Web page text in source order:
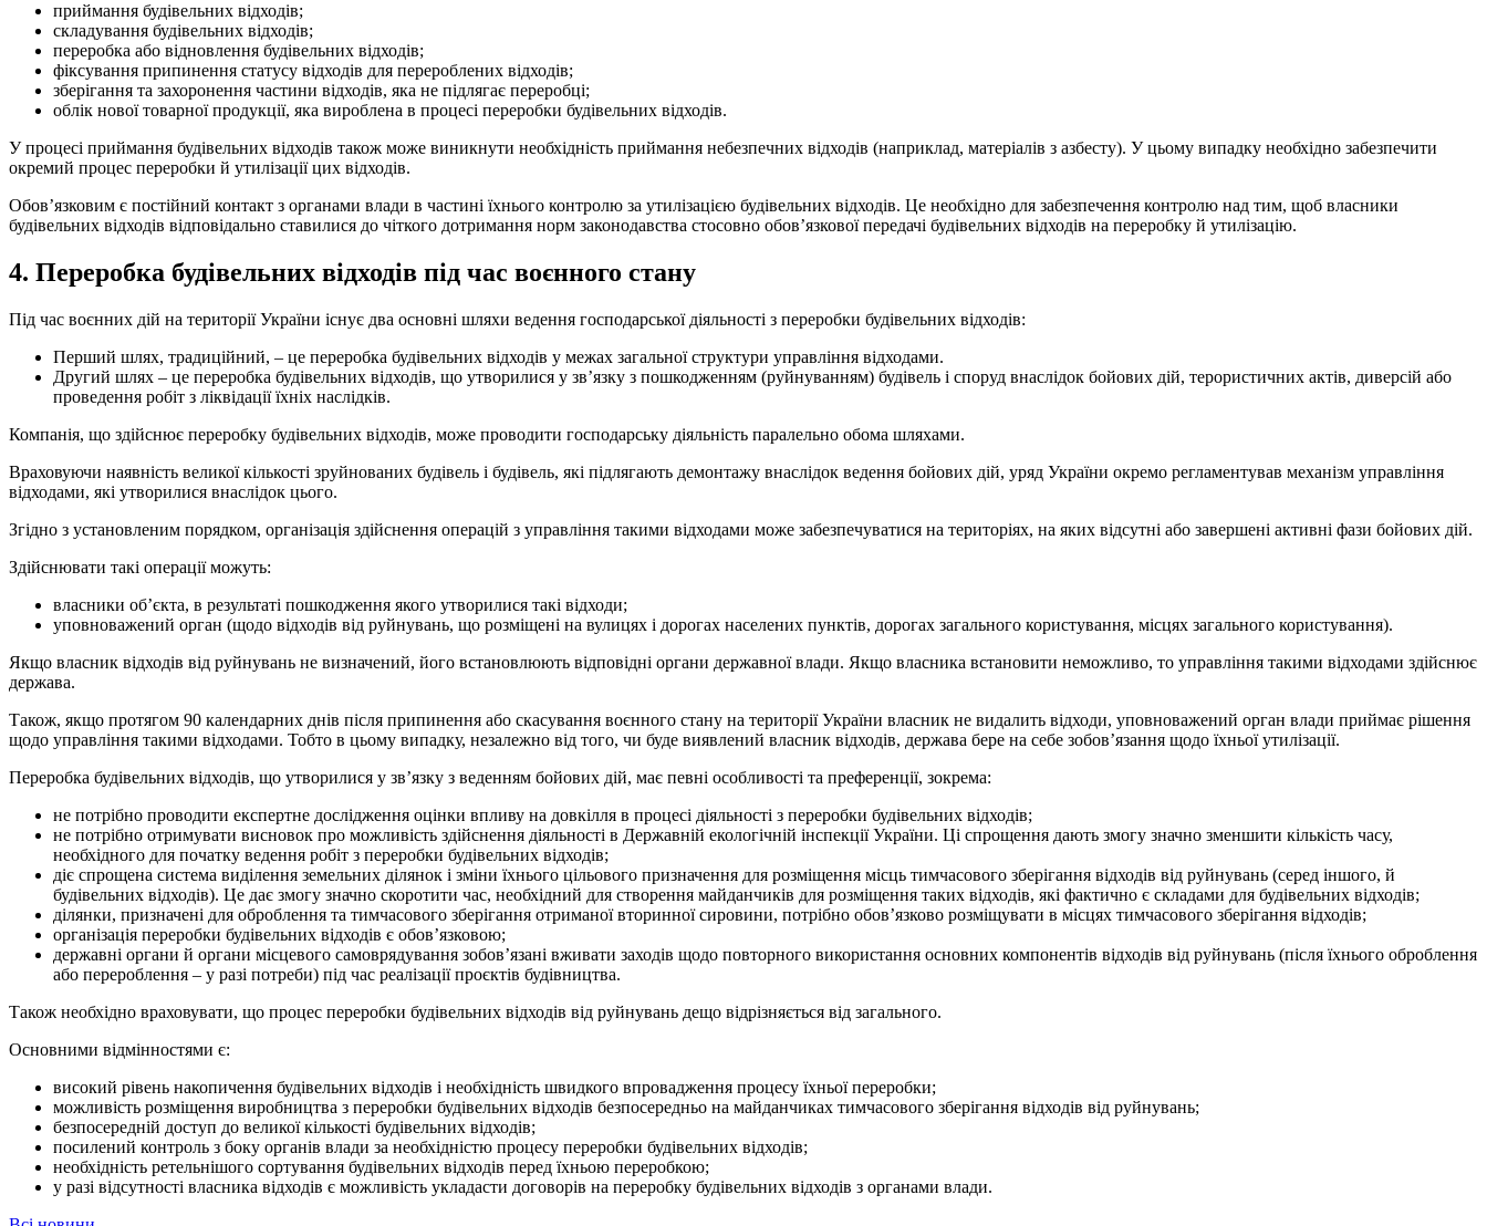
приймання будівельних відходів;
складування будівельних відходів;
переробка або відновлення будівельних відходів;
фіксування припинення статусу відходів для перероблених відходів;
зберігання та захоронення частини відходів, яка не підлягає переробці;
облік нової товарної продукції, яка вироблена в процесі переробки будівельних відходів.
У процесі приймання будівельних відходів також може виникнути необхідність приймання небезпечних відходів (наприклад, матеріалів з азбесту). У цьому випадку необхідно забезпечити
окремий процес переробки й утилізації цих відходів.
Обов’язковим є постійний контакт з органами влади в частині їхнього контролю за утилізацією будівельних відходів. Це необхідно для забезпечення контролю над тим, щоб власники
будівельних відходів відповідально ставилися до чіткого дотримання норм законодавства стосовно обов’язкової передачі будівельних відходів на переробку й утилізацію.
4. Переробка будівельних відходів під час воєнного стану
Під час воєнних дій на території України існує два основні шляхи ведення господарської діяльності з переробки будівельних відходів:
Перший шлях, традиційний, – це переробка будівельних відходів у межах загальної структури управління відходами.
Другий шлях – це переробка будівельних відходів, що утворилися у зв’язку з пошкодженням (руйнуванням) будівель і споруд внаслідок бойових дій, терористичних актів, диверсій або
проведення робіт з ліквідації їхніх наслідків.
Компанія, що здійснює переробку будівельних відходів, може проводити господарську діяльність паралельно обома шляхами.
Враховуючи наявність великої кількості зруйнованих будівель і будівель, які підлягають демонтажу внаслідок ведення бойових дій, уряд України окремо регламентував механізм управління
відходами, які утворилися внаслідок цього.
Згідно з установленим порядком, організація здійснення операцій з управління такими відходами може забезпечуватися на територіях, на яких відсутні або завершені активні фази бойових дій.
Здійснювати такі операції можуть:
власники об’єкта, в результаті пошкодження якого утворилися такі відходи;
уповноважений орган (щодо відходів від руйнувань, що розміщені на вулицях і дорогах населених пунктів, дорогах загального користування, місцях загального користування).
Якщо власник відходів від руйнувань не визначений, його встановлюють відповідні органи державної влади. Якщо власника встановити неможливо, то управління такими відходами здійснює
держава.
Також, якщо протягом 90 календарних днів після припинення або скасування воєнного стану на території України власник не видалить відходи, уповноважений орган влади приймає рішення
щодо управління такими відходами. Тобто в цьому випадку, незалежно від того, чи буде виявлений власник відходів, держава бере на себе зобов’язання щодо їхньої утилізації.
Переробка будівельних відходів, що утворилися у зв’язку з веденням бойових дій, має певні особливості та преференції, зокрема:
не потрібно проводити експертне дослідження оцінки впливу на довкілля в процесі діяльності з переробки будівельних відходів;
не потрібно отримувати висновок про можливість здійснення діяльності в Державній екологічній інспекції України. Ці спрощення дають змогу значно зменшити кількість часу,
необхідного для початку ведення робіт з переробки будівельних відходів;
діє спрощена система виділення земельних ділянок і зміни їхнього цільового призначення для розміщення місць тимчасового зберігання відходів від руйнувань (серед іншого, й
будівельних відходів). Це дає змогу значно скоротити час, необхідний для створення майданчиків для розміщення таких відходів, які фактично є складами для будівельних відходів;
ділянки, призначені для оброблення та тимчасового зберігання отриманої вторинної сировини, потрібно обов’язково розміщувати в місцях тимчасового зберігання відходів;
організація переробки будівельних відходів є обов’язковою;
державні органи й органи місцевого самоврядування зобов’язані вживати заходів щодо повторного використання основних компонентів відходів від руйнувань (після їхнього оброблення
або перероблення – у разі потреби) під час реалізації проєктів будівництва.
Також необхідно враховувати, що процес переробки будівельних відходів від руйнувань дещо відрізняється від загального.
Основними відмінностями є:
високий рівень накопичення будівельних відходів і необхідність швидкого впровадження процесу їхньої переробки;
можливість розміщення виробництва з переробки будівельних відходів безпосередньо на майданчиках тимчасового зберігання відходів від руйнувань;
безпосередній доступ до великої кількості будівельних відходів;
посилений контроль з боку органів влади за необхідністю процесу переробки будівельних відходів;
необхідність ретельнішого сортування будівельних відходів перед їхньою переробкою;
у разі відсутності власника відходів є можливість укладасти договорів на переробку будівельних відходів з органами влади.